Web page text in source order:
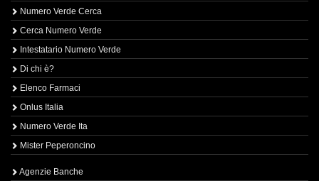
Numero Verde Cerca
Cerca Numero Verde
Intestatario Numero Verde
Di chi è?
Elenco Farmaci
Onlus Italia
Numero Verde Ita
Mister Peperoncino
Agenzie Banche